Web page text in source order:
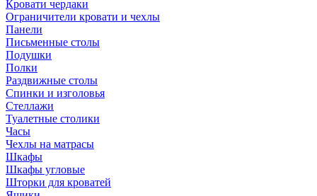
Кровати чердаки
Ограничители кровати и чехлы
Панели
Письменные столы
Подушки
Полки
Раздвижные столы
Спинки и изголовья
Стеллажи
Туалетные столики
Часы
Чехлы на матрасы
Шкафы
Шкафы угловые
Шторки для кроватей